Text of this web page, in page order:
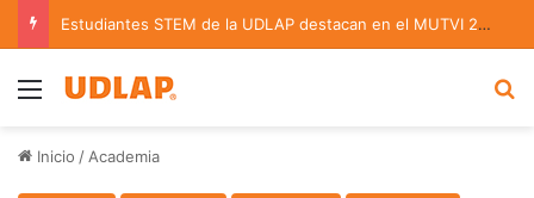
Estudiantes STEM de la UDLAP destacan en el MUTVI 2026
Menu
Inicio / Academia